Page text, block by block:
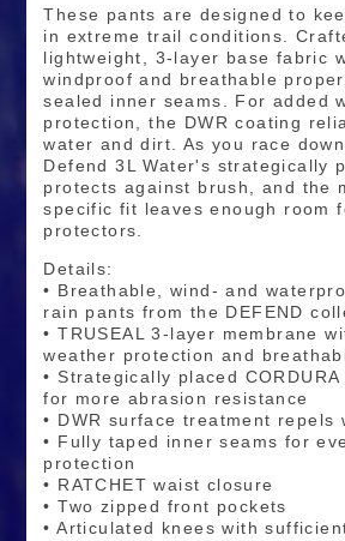
These pants are designed to
in extreme trail conditions.
lightweight, 3-layer base fabric
windproof and breathable
sealed inner seams. For added
protection, the DWR coating
water and dirt. As you race
Defend 3L Water's strategically
protects against brush, and the
specific fit leaves enough room
protectors.
Details:
• Breathable, wind- and
rain pants from the DEFEND
• TRUSEAL 3-layer membrane
weather protection and
• Strategically placed
for more abrasion resistance
• DWR surface treatment repels
• Fully taped inner seams for
protection
• RATCHET waist closure
• Two zipped front pockets
• Articulated knees with